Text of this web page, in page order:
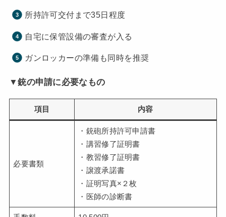
所持許可交付まで35日程度
自宅に保管設備の審査が入る
ガンロッカーの準備も同時を推奨
▼銃の申請に必要なもの
項目 内容
必要書類
・銃砲所持許可申請書
・講習修了証明書
・教習修了証明書
・譲渡承諾書
・証明写真×２枚
・医師の診断書